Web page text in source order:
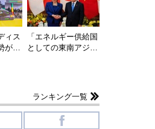
ィス
が…
「エネルギー供給国
としての東南アジ…
ランキング一覧